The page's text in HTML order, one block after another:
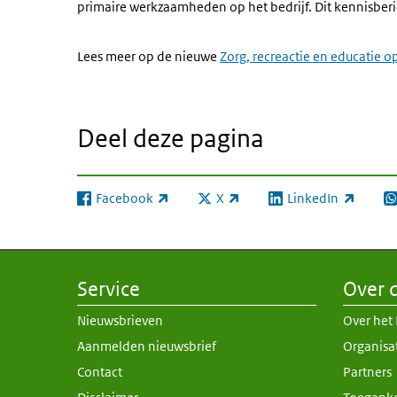
primaire werkzaamheden op het bedrijf. Dit
Lees meer op de nieuwe Zorg, recreactie en educatie
Deel deze pagina
Facebook
(externe link) X
(externe link) LinkedIn
(externe link)
Service
Nieuwsbrieven
Aanmelden nieuwsbrief
Contact
Over
Over
Partners